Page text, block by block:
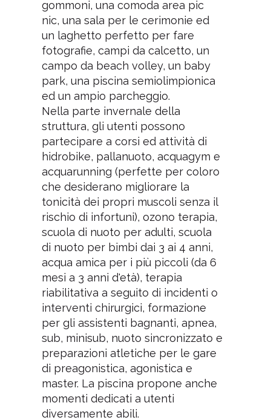
gommoni, una comoda area pic
nic, una sala per le cerimonie ed
un laghetto perfetto per fare
fotografie, campi da calcetto, un
campo da beach volley, un baby
park, una piscina semiolimpionica
ed un ampio parcheggio.
Nella parte invernale della
struttura, gli utenti possono
partecipare a corsi ed attività di
hidrobike, pallanuoto, acquagym e
acquarunning (perfette per coloro
che desiderano migliorare la
tonicità dei propri muscoli senza il
rischio di infortuni), ozono terapia,
scuola di nuoto per adulti, scuola
di nuoto per bimbi dai 3 ai 4 anni,
acqua amica per i più piccoli (da 6
mesi a 3 anni d'età), terapia
riabilitativa a seguito di incidenti o
interventi chirurgici, formazione
per gli assistenti bagnanti, apnea,
sub, minisub, nuoto sincronizzato e
preparazioni atletiche per le gare
di preagonistica, agonistica e
master. La piscina propone anche
momenti dedicati a utenti
diversamente abili.